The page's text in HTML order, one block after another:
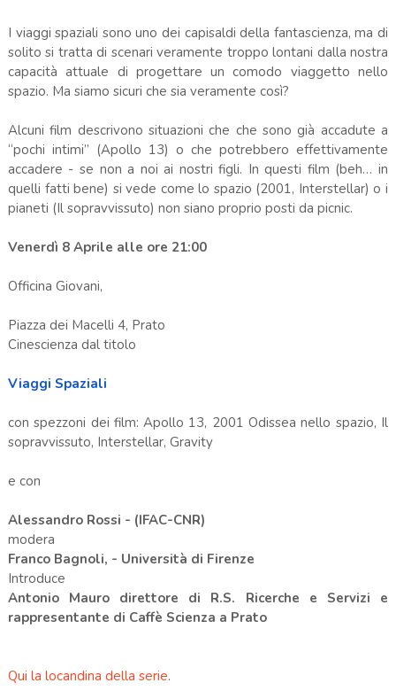
I viaggi spaziali sono uno dei capisaldi della fantascienza, ma di
solito si tratta di scenari veramente troppo lontani dalla nostra
capacità attuale di progettare un comodo viaggetto nello
spazio. Ma siamo sicuri che sia veramente così?
Alcuni film descrivono situazioni che che sono già accadute a
“pochi intimi” (Apollo 13) o che potrebbero effettivamente
accadere - se non a noi ai nostri figli. In questi film (beh… in
quelli fatti bene) si vede come lo spazio (2001, Interstellar) o i
pianeti (Il sopravvissuto) non siano proprio posti da picnic.
Venerdì 8 Aprile alle ore 21:00
Officina Giovani,
Piazza dei Macelli 4, Prato
Cinescienza dal titolo
Viaggi Spaziali
con spezzoni dei film: Apollo 13, 2001 Odissea nello spazio, Il
sopravvissuto, Interstellar, Gravity
e con
Alessandro Rossi - (IFAC-CNR)
modera
Franco Bagnoli, - Università di Firenze
Introduce
Antonio Mauro direttore di R.S. Ricerche e Servizi e
rappresentante di Caffè Scienza a Prato
Qui la locandina della serie.